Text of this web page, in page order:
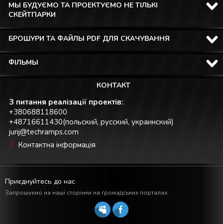
МЫ БУДУЄМО ТА ПРОЕКТУЄМО НЕ ТІЛЬКІ
СКЕЙТПАРКИ
БРОШУРИ ТА ФАЙЛЫ PDF ДЛЯ СКАЧУВАННЯ
ФІЛЬМЫ
КОНТАКТ
З питання реалізації проектів:
+380688118600
+48716611430(польский, русский, украинский)
jurij@techramps.com
Контактна інформація
Приєднуйтесь до нас
Запрошуємо на наші сторінки на громадських порталах.